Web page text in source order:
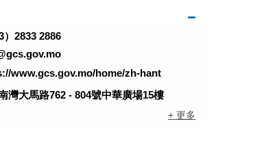
）2833 2886
www.gcs.gov.mo/home/zh-hant
灣大馬路762 - 804號中華廣場15樓
+ 更多